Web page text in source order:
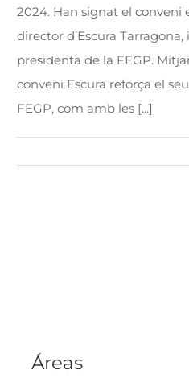
2024. Han signat el conveni
director d’Escura Tarragona,
presidenta de la FEGP.
conveni Escura reforça el
FEGP, com amb les [...]
Áreas